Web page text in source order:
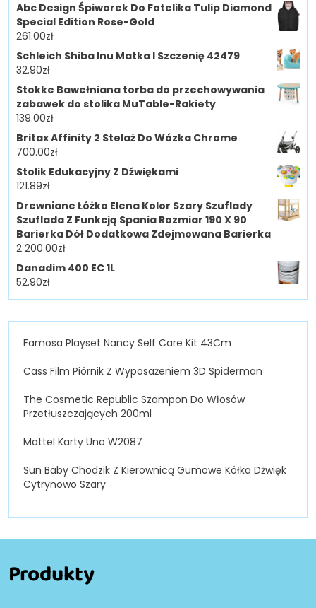
Abc Design Śpiworek Do Fotelika Tulip Diamond
Special Edition Rose-Gold
261.00zł
Schleich Shiba Inu Matka I Szczenię 42479
32.90zł
Stokke Bawełniana torba do przechowywania
zabawek do stolika MuTable-Rakiety
139.00zł
Britax Affinity 2 Stelaż Do Wózka Chrome
700.00zł
Stolik Edukacyjny Z Dźwiękami
121.89zł
Drewniane Łóżko Elena Kolor Szary Szuflady
Szuflada Z Funkcją Spania Rozmiar 190 X 90
Barierka Dół Dodatkowa Zdejmowana Barierka
2 200.00zł
Danadim 400 EC 1L
52.90zł
Famosa Playset Nancy Self Care Kit 43Cm
Cass Film Piórnik Z Wyposażeniem 3D Spiderman
The Cosmetic Republic Szampon Do Włosów
Przetłuszczających 200ml
Mattel Karty Uno W2087
Sun Baby Chodzik Z Kierownicą Gumowe Kółka Dżwięk
Cytrynowo Szary
Produkty